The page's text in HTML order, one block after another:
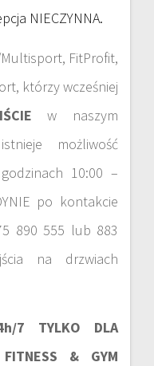
NIECZYNNA.
FitProfit,
którzy wcześniej
w naszym
możliwość
10:00 –
po kontakcie
890 555 lub 883
na drzwiach
7 TYLKO DLA
FITNESS & GYM